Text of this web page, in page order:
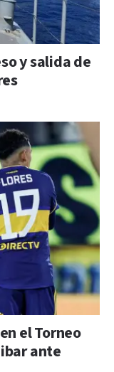
y salida de
el Torneo
ante